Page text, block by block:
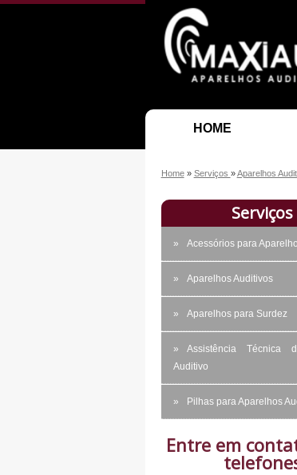
HOME
Home » Serviços »Aparelhos
Serviços
Acessórios para
Aparelhos Auditivos
Aparelhos para Surdez
Assistência Técnica
Auditivo
Pilhas para Aparelhos
Entre em